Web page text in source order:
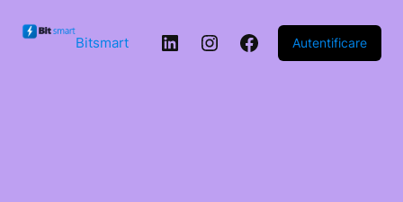
conținut
Bitsmart LinkedInInstagram
Facebook
Autentificare